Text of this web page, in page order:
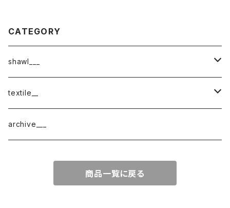
CATEGORY
shawl___
cotton
border
cotton × wool
textile__
織物
archive___
商品一覧に戻る